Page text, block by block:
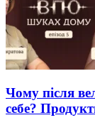
Чому після
себе?